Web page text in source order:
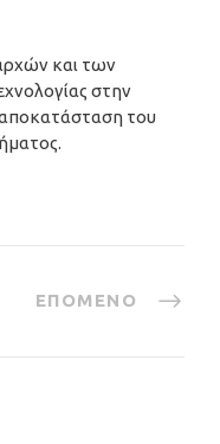
και των
στην
αποκατάσταση του
ΕΠΌΜΕΝΟ